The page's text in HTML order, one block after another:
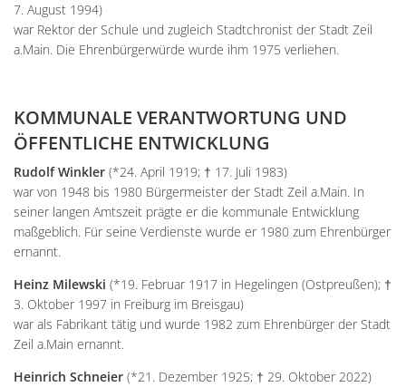
7. August 1994)
war Rektor der Schule und zugleich Stadtchronist der Stadt Zeil
a.Main. Die Ehrenbürgerwürde wurde ihm 1975 verliehen.
KOMMUNALE VERANTWORTUNG UND
ÖFFENTLICHE ENTWICKLUNG
Rudolf Winkler (*24. April 1919; † 17. Juli 1983)
war von 1948 bis 1980 Bürgermeister der Stadt Zeil a.Main. In
seiner langen Amtszeit prägte er die kommunale Entwicklung
maßgeblich. Für seine Verdienste wurde er 1980 zum Ehrenbürger
ernannt.
Heinz Milewski (*19. Februar 1917 in Hegelingen (Ostpreußen); †
3. Oktober 1997 in Freiburg im Breisgau)
war als Fabrikant tätig und wurde 1982 zum Ehrenbürger der Stadt
Zeil a.Main ernannt.
Heinrich Schneier (*21. Dezember 1925; † 29. Oktober 2022)